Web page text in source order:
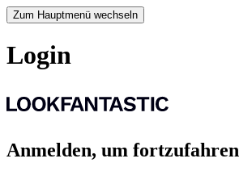
Zum Hauptmenü wechseln
Login
Anmelden, um fortzufahren